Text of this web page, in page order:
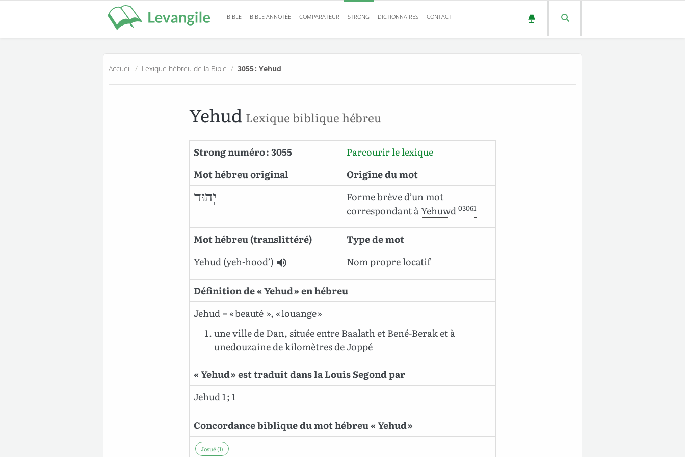
BIBLE BIBLE ANNOTÉE COMPARATEUR STRONG DICTIONNAIRES CONTACT
Accueil / Lexique hébreu de la Bible / 3055 : Yehud
Yehud Lexique biblique hébreu
Strong numéro : 3055
Parcourir le lexique
Mot hébreu original
Origine du mot
יְהוּד
Forme brève d’un mot
correspondant àYehuwd 03061
Mot hébreu (translittéré)
Type de mot
Yehud(yeh-hood’) Nom propre locatif
Définition de « Yehud » en hébreu
Jehud = « beauté », « louange »
une ville de Dan, située entre Baalath et Bené-Berak et à
unedouzaine de kilomètres de Joppé
« Yehud » est traduit dans la Louis Segond par
Jehud 1 ; 1
Concordance biblique du mot hébreu « Yehud »
Josué (1)